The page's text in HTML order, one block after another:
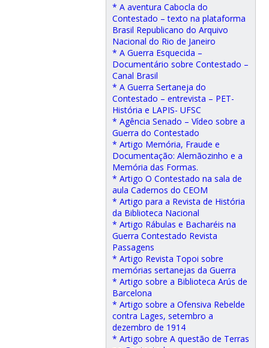
* A aventura Cabocla do
Contestado – texto na plataforma
Brasil Republicano do Arquivo
Nacional do Rio de Janeiro
* A Guerra Esquecida –
Documentário sobre Contestado –
Canal Brasil
* A Guerra Sertaneja do
Contestado – entrevista – PET-
História e LAPIS- UFSC
* Agência Senado – Vídeo sobre a
Guerra do Contestado
* Artigo Memória, Fraude e
Documentação: Alemãozinho e a
Memória das Formas.
* Artigo O Contestado na sala de
aula Cadernos do CEOM
* Artigo para a Revista de História
da Biblioteca Nacional
* Artigo Rábulas e Bacharéis na
Guerra Contestado Revista
Passagens
* Artigo Revista Topoi sobre
memórias sertanejas da Guerra
* Artigo sobre a Biblioteca Arús de
Barcelona
* Artigo sobre a Ofensiva Rebelde
contra Lages, setembro a
dezembro de 1914
* Artigo sobre A questão de Terras